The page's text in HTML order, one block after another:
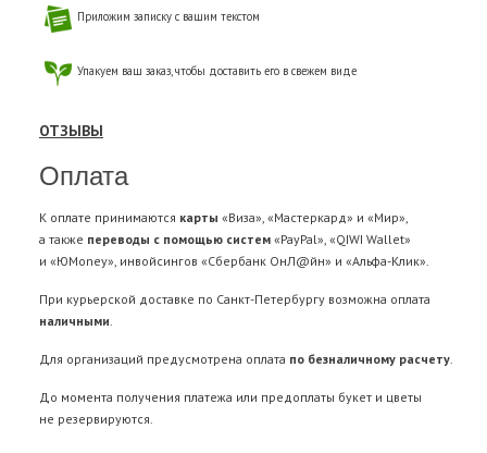
Приложим записку с вашим текстом
Упакуем ваш заказ, чтобы доставить его в свежем виде
ОТЗЫВЫ
Оплата
К оплате принимаются карты «Виза», «Мастеркард» и «Мир»,
а также переводы с помощью систем «PayPal», «QIWI Wallet»
и «ЮMoney», инвойсингов «Сбербанк ОнЛ@йн» и «Альфа-Клик».
При курьерской доставке по Санкт-Петербургу возможна оплата
наличными.
Для организаций предусмотрена оплата по безналичному расчету.
До момента получения платежа или предоплаты букет и цветы
не резервируются.